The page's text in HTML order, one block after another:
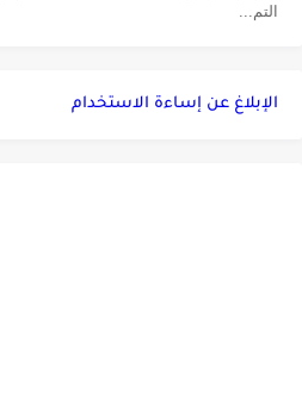
التم...
الإبلاغ عن إساءة الاستخدام